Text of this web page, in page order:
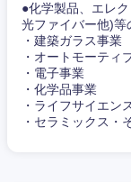
●化学製品、エレ
光ファイバー他)等
・建築ガラス事業
・オートモーティ
・電子事業
・化学品事業
・ライフサイエン
・セラミックス・